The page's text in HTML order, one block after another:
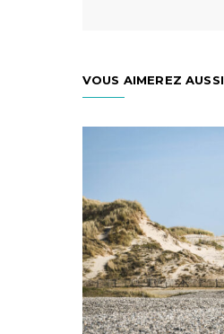
VOUS AIMEREZ AUSSI